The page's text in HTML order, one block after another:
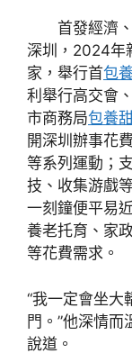
首發經濟
深圳，2024年
家，舉行首包
利舉行高交會
市商務局包養
開深圳辦事花
等系列運動；
技、收集游戲
一刻鐘便平易
養老托育、家
等花費需求。
“我一定會坐大
門。”他深情
說道。